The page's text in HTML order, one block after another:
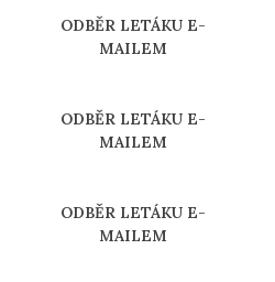
ODBĚR LETÁKU E-
MAILEM
ODBĚR LETÁKU E-
MAILEM
ODBĚR LETÁKU E-
MAILEM